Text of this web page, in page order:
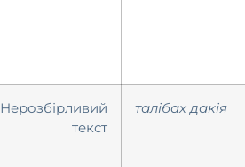
Нерозбірливий
текст
талібах дакія